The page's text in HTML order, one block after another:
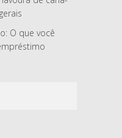
O que você